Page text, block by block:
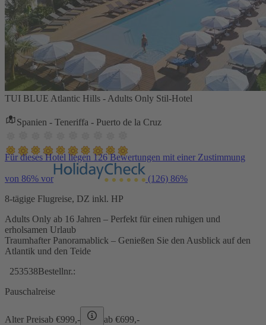
TUI BLUE Atlantic Hills - Adults Only Stil-Hotel
Spanien - Teneriffa - Puerto de la Cruz
Für dieses Hotel liegen 126 Bewertungen mit einer Zustimmung
von 86% vor (126) 86%
8-tägige Flugreise, DZ inkl. HP
Adults Only ab 16 Jahren – Perfekt für einen ruhigen und
erholsamen Urlaub
Traumhafter Panoramablick – Genießen Sie den Ausblick auf den
Atlantik und den Teide
253538Bestellnr.:
Pauschalreise
Alter Preisab €999,- ab €699,-